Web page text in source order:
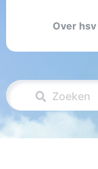
Over hsv